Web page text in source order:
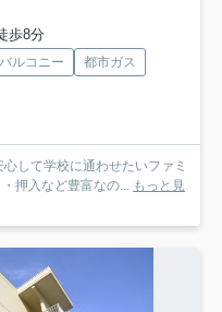
歩8分
バルコニー
都市ガス
して学校に通わせたいファミ
押入など豊富なの... もっと見